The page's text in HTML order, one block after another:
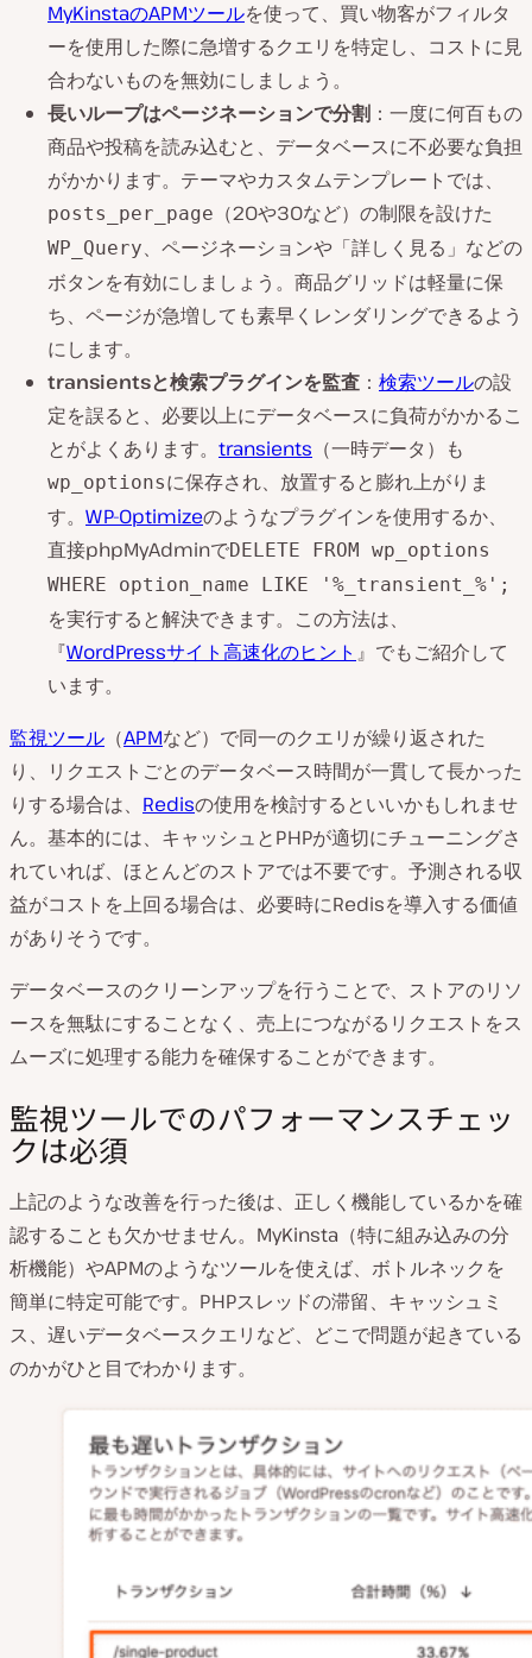
MyKinstaのAPMツールを使って、買い物客がフィルタ
ーを使用した際に急増するクエリを特定し、コストに見
合わないものを無効にしましょう。
長いループはページネーションで分割 ：一度に何百もの
商品や投稿を読み込むと、データベースに不必要な負担
がかかります。テーマやカスタムテンプレートでは、
posts_per_page （20や30など）の制限を設けた
WP_Query、ページネーションや「詳しく見る」などの
ボタンを有効にしましょう。商品グリッドは軽量に保
ち、ページが急増しても素早くレンダリングできるよう
にします。
transientsと検索プラグインを監査 ： 検索ツールの設
定を誤ると、必要以上にデータベースに負荷がかかるこ
とがよくあります。 transients （一時データ）も
wp_optionsに保存され、放置すると膨れ上がりま
す。 WP-Optimizeのようなプラグインを使用するか、
直接phpMyAdminでDELETE FROM wp_options
WHERE option_name LIKE '%_transient_%';
を実行すると解決できます。この方法は、
『WordPressサイト高速化のヒント 』でもご紹介して
います。
監視ツール （APMなど）で同一のクエリが繰り返された
り、リクエストごとのデータベース時間が一貫して長かった
りする場合は、 Redisの使用を検討するといいかもしれませ
ん。基本的には、キャッシュとPHPが適切にチューニングさ
れていれば、ほとんどのストアでは不要です。予測される収
益がコストを上回る場合は、必要時にRedisを導入する価値
がありそうです。
データベースのクリーンアップを行うことで、ストアのリソ
ースを無駄にすることなく、売上につながるリクエストをス
ムーズに処理する能力を確保することができます。
監視ツールでのパフォーマンスチェッ
クは必須
上記のような改善を行った後は、正しく機能しているかを確
認することも欠かせません。MyKinsta（特に組み込みの分
析機能）やAPMのようなツールを使えば、ボトルネックを
簡単に特定可能です。PHPスレッドの滞留、キャッシュミ
ス、遅いデータベースクエリなど、どこで問題が起きている
のかがひと目でわかります。